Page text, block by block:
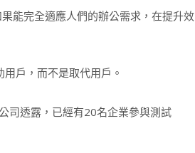
能完全適應人們的辦公需求，在提升效
戶，而不是取代用戶。
司透露，已經有20名企業參與測試